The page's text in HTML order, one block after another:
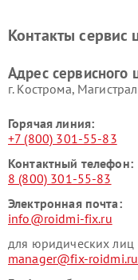
Контакты сервис
Адрес сервисного
г. Кострома,
Горячая линия:
+7 (800) 301-55-83
Контактный телефон:
8 (800) 301-55-83
Электронная почта:
info@roidmi-fix.ru
для юридических лиц
manager@fix-roidmi.ru